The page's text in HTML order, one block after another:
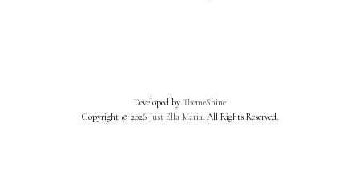
Developed by ThemeShine
Copyright © 2026 Just Ella Maria. All Rights Reserved.